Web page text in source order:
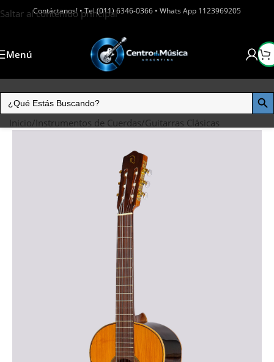
Saltar al contenido principal
Contáctanos! • Tel (011) 6346-0366 • Whats App 1123969205
Menú
Inicio/Instrumentos de Cuerdas/Guitarras Clásicas